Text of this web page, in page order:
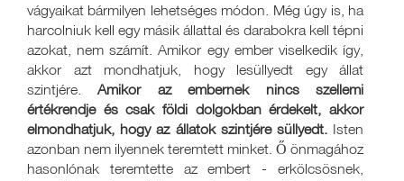
vágyaikat bármilyen lehetséges módon. Még úgy is, ha
harcolniuk kell egy másik állattal és darabokra kell tépni
azokat, nem számít. Amikor egy ember viselkedik így,
akkor azt mondhatjuk, hogy lesüllyedt egy állat
szintjére.Amikor az embernek nincs szellemi
értékrendje és csak földi dolgokban érdekelt, akkor
elmondhatjuk, hogy az állatok szintjére süllyedt. Isten
azonban nem ilyennek teremtett minket. Ő önmagához
hasonlónak teremtette az embert - erkölcsösnek,